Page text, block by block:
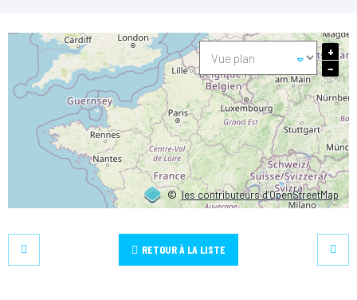
©les contributeurs d’OpenStreetMap
+
−
RETOUR À LA LISTE